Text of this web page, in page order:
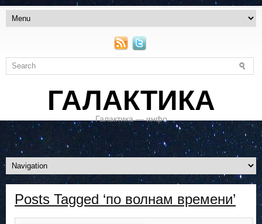
ГАЛАКТИКА
Галактика — инфо
Posts Tagged ‘по волнам времени’